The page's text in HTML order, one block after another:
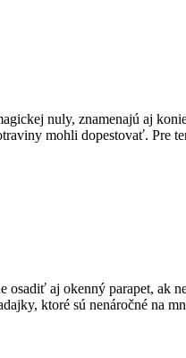
nuly, znamenajú aj
mohli dopestovať. Pre
aj okenný parapet,
ktoré sú nenáročné na